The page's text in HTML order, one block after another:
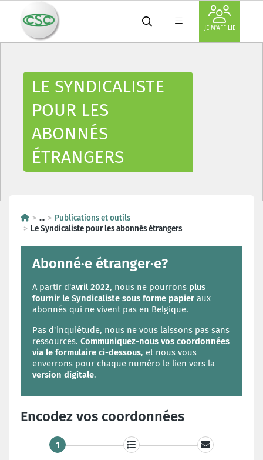
JE M'AFFILIE
LE SYNDICALISTE
POUR LES
ABONNÉS
ÉTRANGERS
...
Publications et outils
Le Syndicaliste pour les abonnés étrangers
Abonné·e étranger·e?
A partir d'avril 2022, nous ne pourrons plus
fournir le Syndicaliste sous forme papier aux
abonnés qui ne vivent pas en Belgique.
Pas d'inquiétude, nous ne vous laissons pas sans
ressources. Communiquez-nous vos coordonnées
via le formulaire ci-dessous, et nous vous
enverrons pour chaque numéro le lien vers la
version digitale.
Encodez vos coordonnées
1